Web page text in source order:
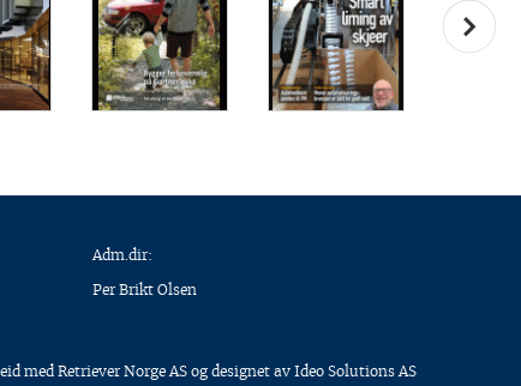
Adm.dir:
Per Brikt Olsen
med Retriever Norge AS og designet av Ideo Solutions AS